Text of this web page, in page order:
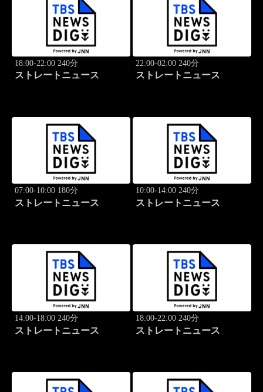
18:00-22:00 240分
ストレートニュース
22:00-02:00 240分
ストレートニュース
07:00-10:00 180分
ストレートニュース
10:00-14:00 240分
ストレートニュース
14:00-18:00 240分
ストレートニュース
18:00-22:00 240分
ストレートニュース